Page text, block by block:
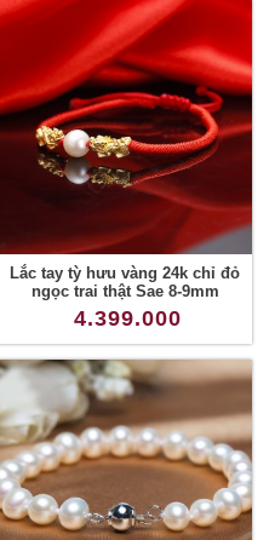
Lắc tay tỳ hưu vàng 24k chỉ đỏ
ngọc trai thật Sae 8-9mm
4.399.000